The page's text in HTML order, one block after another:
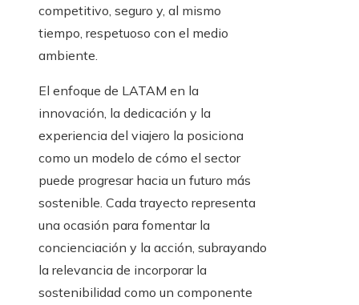
competitivo, seguro y, al mismo
tiempo, respetuoso con el medio
ambiente.
El enfoque de LATAM en la
innovación, la dedicación y la
experiencia del viajero la posiciona
como un modelo de cómo el sector
puede progresar hacia un futuro más
sostenible. Cada trayecto representa
una ocasión para fomentar la
concienciación y la acción, subrayando
la relevancia de incorporar la
sostenibilidad como un componente